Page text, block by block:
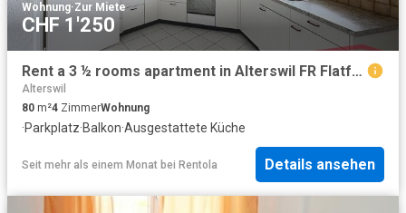
Wohnung·Zur Miete
CHF 1'250
Rent a 3 ½ rooms apartment in Alterswil FR Flatfox
Alterswil
80 m²4 ZimmerWohnung
·Parkplatz·Balkon·Ausgestattete Küche
Seit mehr als einem Monat bei Rentola Details ansehen